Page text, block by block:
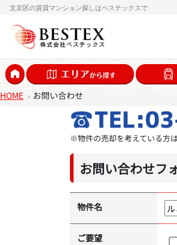
文京区の賃貸マンション探しはベステックスで
HOME お問い合わせ
※物件の売却を考えている方
お問い合わせフ
物件名
ご要望